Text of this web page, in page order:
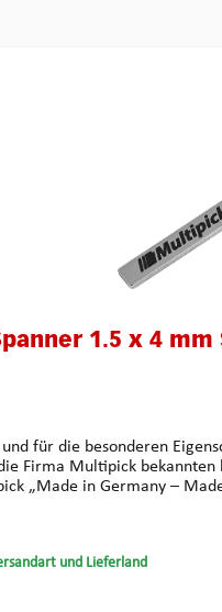
1.5 x 4 mm
für die besonderen
von Multipick „Made in Germany –
und Lieferland